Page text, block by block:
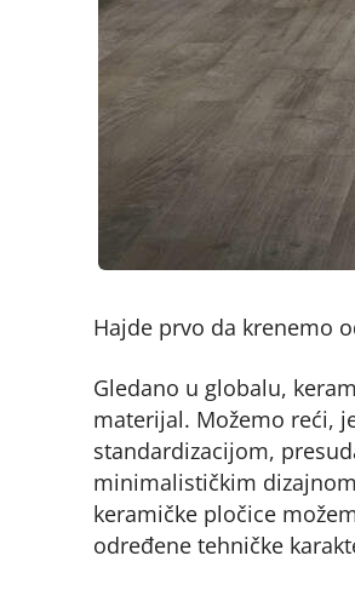
Hajde prvo da krenemo
Gledano u globalu,
materijal. Možemo reći,
standardizacijom,
minimalističkim
keramičke pločice
određene tehničke